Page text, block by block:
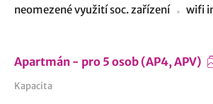
neomezené využití soc. zařízení
wifi
Apartmán - pro 5 osob (AP4, APV)
Kapacita